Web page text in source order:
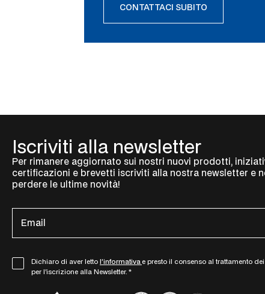
CONTATTACI SUBITO
Iscriviti alla newsletter
Per rimanere aggiornato sui nostri nuovi prodotti,
certificazioni e brevetti iscriviti alla nostra newsletter e
perdere le ultime novità!
a
Dichiaro di aver letto l’informativa e presto il consenso al trattamento
per l’iscrizione alla Newsletter. *